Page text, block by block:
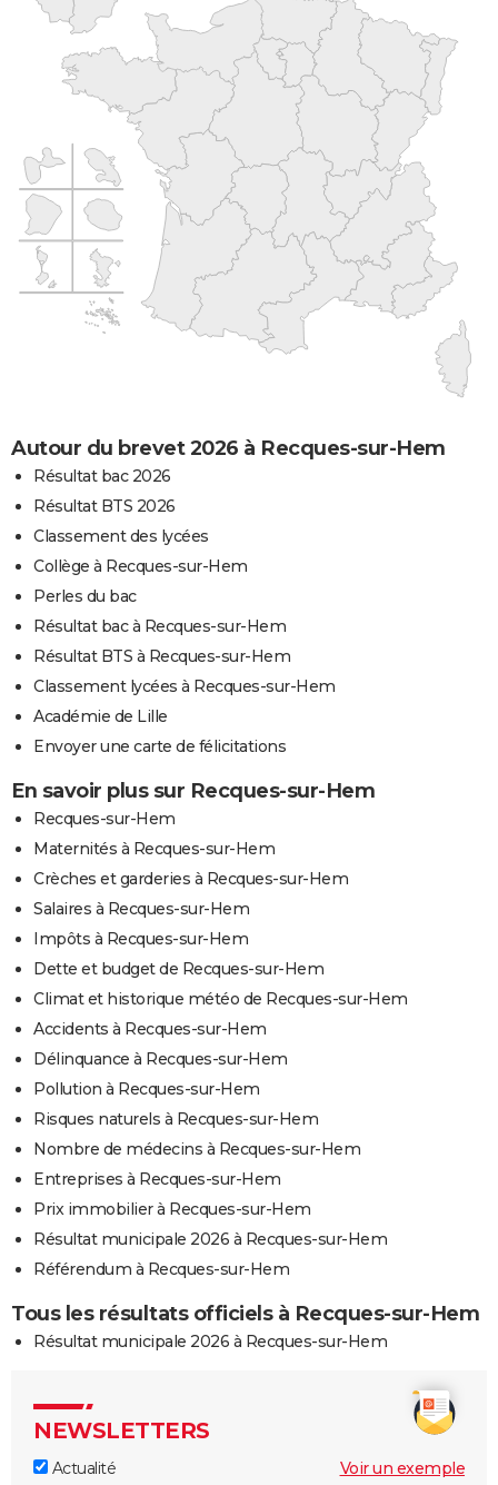
Autour du brevet 2026 à Recques-sur-Hem
Résultat bac 2026
Résultat BTS 2026
Classement des lycées
Collège à Recques-sur-Hem
Perles du bac
Résultat bac à Recques-sur-Hem
Résultat BTS à Recques-sur-Hem
Classement lycées à Recques-sur-Hem
Académie de Lille
Envoyer une carte de félicitations
En savoir plus sur Recques-sur-Hem
Recques-sur-Hem
Maternités à Recques-sur-Hem
Crèches et garderies à Recques-sur-Hem
Salaires à Recques-sur-Hem
Impôts à Recques-sur-Hem
Dette et budget de Recques-sur-Hem
Climat et historique météo de Recques-sur-Hem
Accidents à Recques-sur-Hem
Délinquance à Recques-sur-Hem
Pollution à Recques-sur-Hem
Risques naturels à Recques-sur-Hem
Nombre de médecins à Recques-sur-Hem
Entreprises à Recques-sur-Hem
Prix immobilier à Recques-sur-Hem
Résultat municipale 2026 à Recques-sur-Hem
Référendum à Recques-sur-Hem
Tous les résultats officiels à Recques-sur-Hem
Résultat municipale 2026 à Recques-sur-Hem
NEWSLETTERS
Actualité
Voir un exemple